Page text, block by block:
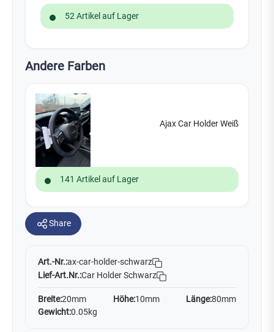
52 Artikel auf Lager
Andere Farben
Ajax Car Holder Weiß
141 Artikel auf Lager
Share
Art.-Nr.:ax-car-holder-schwarz
Lief-Art.Nr.:Car Holder Schwarz
Breite:20mm Höhe:10mm Länge:80mm
Gewicht:0.05kg